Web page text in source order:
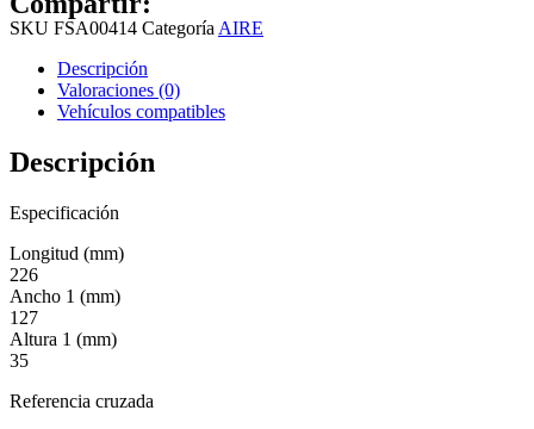
SKU FSA00414 Categoría AIRE
Descripción
Valoraciones (0)
Vehículos compatibles
Descripción
Especificación
Longitud (mm)
226
Ancho 1 (mm)
127
Altura 1 (mm)
35
Referencia cruzada